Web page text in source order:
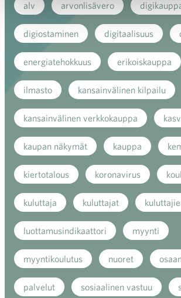
alv arvonlisävero
digiostaminen digitaalisuus
energiatehokkuus erikoiskauppa
ilmasto kansainvälinen kilpailu
kansainvälinen verkkokauppa
kaupan näkymät kauppa
kiertotalous koronavirus
kuluttaja kuluttajat
luottamusindikaattori myynti
myyntikoulutus nuoret
palvelut sosiaalinen vastuu